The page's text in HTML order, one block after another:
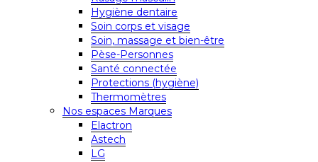
Hygiène dentaire
Soin corps et visage
Soin, massage et bien-être
Pèse-Personnes
Santé connectée
Protections (hygiène)
Thermomètres
Nos espaces Marques
Elactron
Astech
LG